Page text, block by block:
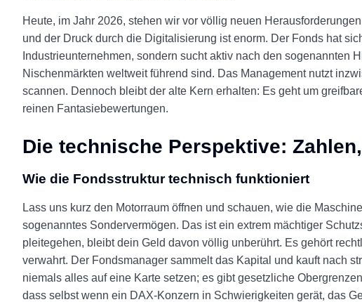
Heute, im Jahr 2026, stehen wir vor völlig neuen
und der Druck durch die Digitalisierung ist enorm. Der Fonds hat
Industrieunternehmen, sondern sucht aktiv nach den sogenannten
Nischenmärkten weltweit führend sind. Das Management nutzt
scannen. Dennoch bleibt der alte Kern erhalten: Es geht um
reinen Fantasiebewertungen.
Die technische Perspektive:
Wie die Fondsstruktur technisch funktioniert
Lass uns kurz den Motorraum öffnen und schauen, wie die
sogenanntes Sondervermögen. Das ist ein extrem mächtiger
pleitegehen, bleibt dein Geld davon völlig unberührt. Es gehört
verwahrt. Der Fondsmanager sammelt das Kapital und kauft nach
niemals alles auf eine Karte setzen; es gibt gesetzliche
dass selbst wenn ein DAX-Konzern in Schwierigkeiten gerät, das